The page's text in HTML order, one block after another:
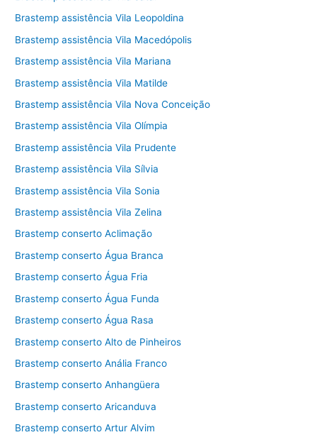
Brastemp assistência Vila Leopoldina
Brastemp assistência Vila Macedópolis
Brastemp assistência Vila Mariana
Brastemp assistência Vila Matilde
Brastemp assistência Vila Nova Conceição
Brastemp assistência Vila Olímpia
Brastemp assistência Vila Prudente
Brastemp assistência Vila Sílvia
Brastemp assistência Vila Sonia
Brastemp assistência Vila Zelina
Brastemp conserto Aclimação
Brastemp conserto Água Branca
Brastemp conserto Água Fria
Brastemp conserto Água Funda
Brastemp conserto Água Rasa
Brastemp conserto Alto de Pinheiros
Brastemp conserto Anália Franco
Brastemp conserto Anhangüera
Brastemp conserto Aricanduva
Brastemp conserto Artur Alvim